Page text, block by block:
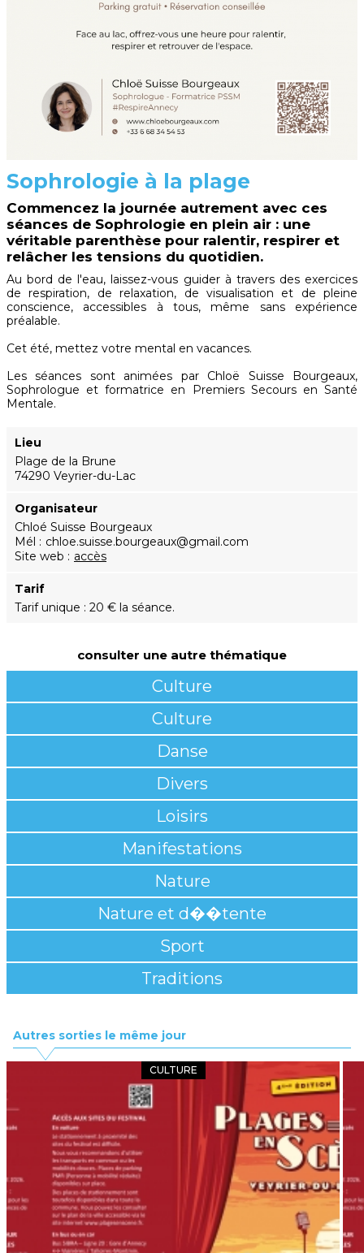
Sophrologie à la plage
Commencez la journée autrement avec ces
séances de Sophrologie en plein air : une
véritable parenthèse pour ralentir, respirer et
relâcher les tensions du quotidien.
Au bord de l'eau, laissez-vous guider à travers des exercices
de respiration, de relaxation, de visualisation et de pleine
conscience, accessibles à tous, même sans expérience
préalable.
Cet été, mettez votre mental en vacances.
Les séances sont animées par Chloë Suisse Bourgeaux,
Sophrologue et formatrice en Premiers Secours en Santé
Mentale.
Lieu
Plage de la Brune
74290 Veyrier-du-Lac
Organisateur
Chloé Suisse Bourgeaux
Mél
chloe.suisse.bourgeaux@gmail.com
Site web
accès
Tarif
Tarif unique : 20 € la séance.
consulter une autre thématique
Culture
Culture
Danse
Divers
Loisirs
Manifestations
Nature
Nature et d��tente
Sport
Traditions
Autres sorties le même jour
CULTURE